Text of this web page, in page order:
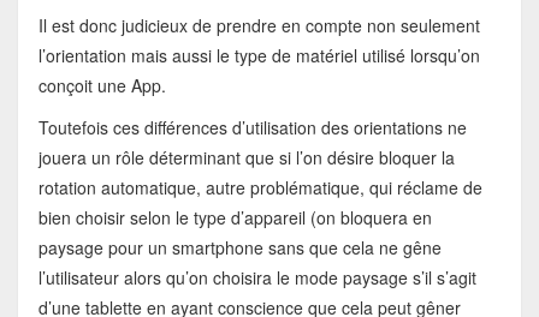
Il est donc judicieux de prendre en compte non seulement
l’orientation mais aussi le type de matériel utilisé lorsqu’on
conçoit une App.
Toutefois ces différences d’utilisation des orientations ne
jouera un rôle déterminant que si l’on désire bloquer la
rotation automatique, autre problématique, qui réclame de
bien choisir selon le type d’appareil (on bloquera en
paysage pour un smartphone sans que cela ne gêne
l’utilisateur alors qu’on choisira le mode paysage s’il s’agit
d’une tablette en ayant conscience que cela peut gêner